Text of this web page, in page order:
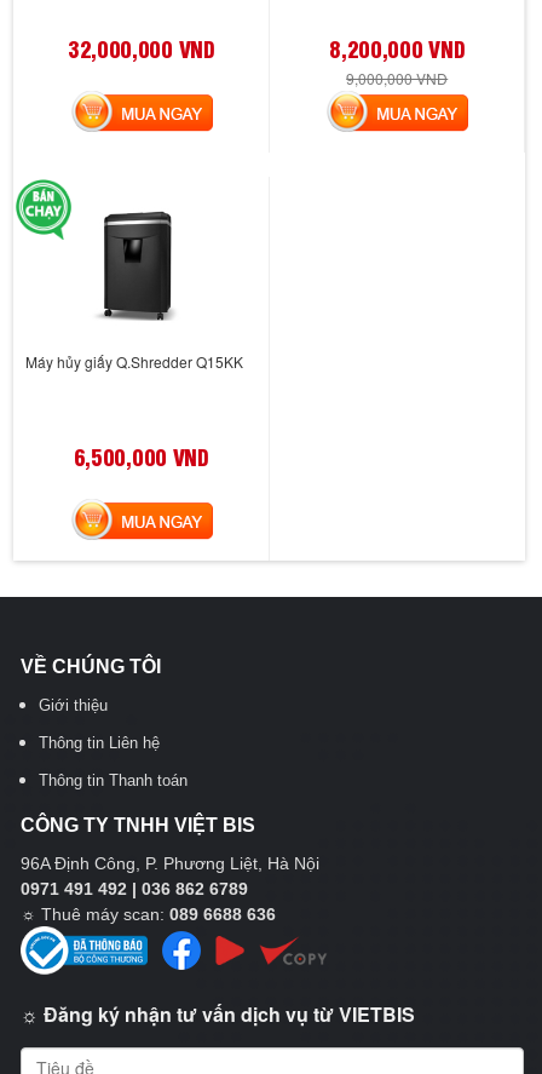
32,000,000 VND
MUA NGAY
8,200,000 VND
9,000,000 VND
MUA NGAY
Máy hủy giấy Q.Shredder Q15KK
6,500,000 VND
MUA NGAY
VỀ CHÚNG TÔI
Giới thiệu
Thông tin Liên hệ
Thông tin Thanh toán
CÔNG TY TNHH VIỆT BIS
96A Định Công, P. Phương Liệt, Hà Nội
0971 491 492 | 036 862 6789
☼ Thuê máy scan: 089 6688 636
☼ Đăng ký nhận tư vấn dịch vụ từ VIETBIS